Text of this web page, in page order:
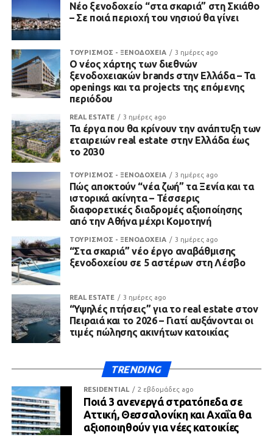
Νέο ξενοδοχείο “στα σκαριά” στη Σκιάθο
– Σε ποιά περιοχή του νησιού θα γίνει
ΤΟΥΡΙΣΜΟΣ - ΞΕΝΟΔΟΧΕΙΑ 3 ημέρες ago
Ο νέος χάρτης των διεθνών
ξενοδοχειακών brands στην Ελλάδα – Τα
openings και τα projects της επόμενης
περιόδου
REAL ESTATE 3 ημέρες ago
Τα έργα που θα κρίνουν την ανάπτυξη των
εταιρειών real estate στην Ελλάδα έως
το 2030
ΤΟΥΡΙΣΜΟΣ - ΞΕΝΟΔΟΧΕΙΑ 3 ημέρες ago
Πώς αποκτούν “νέα ζωή” τα Ξενία και τα
ιστορικά ακίνητα – Τέσσερις
διαφορετικές διαδρομές αξιοποίησης
από την Αθήνα μέχρι Κομοτηνή
ΤΟΥΡΙΣΜΟΣ - ΞΕΝΟΔΟΧΕΙΑ 3 ημέρες ago
“Στα σκαριά” νέο έργο αναβάθμισης
ξενοδοχείου σε 5 αστέρων στη Λέσβο
REAL ESTATE 3 ημέρες ago
“Υψηλές πτήσεις” για το real estate στον
Πειραιά και το 2026 – Γιατί αυξάνονται οι
τιμές πώλησης ακινήτων κατοικίας
TRENDING
RESIDENTIAL 2 εβδομάδες ago
Ποιά 3 ανενεργά στρατόπεδα σε
Αττική, Θεσσαλονίκη και Αχαΐα θα
αξιοποιηθούν για νέες κατοικίες